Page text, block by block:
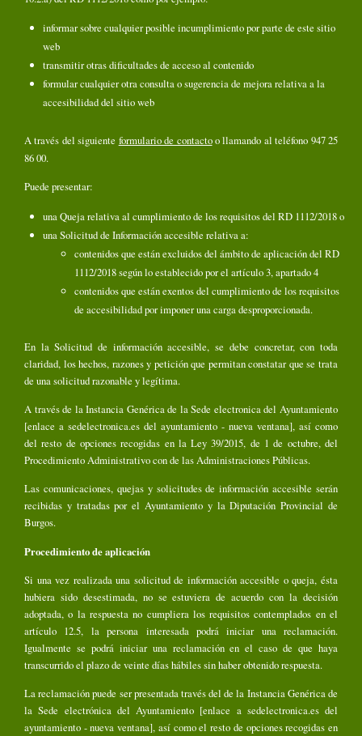
informar sobre cualquier posible incumplimiento por parte de este sitio
web
transmitir otras dificultades de acceso al contenido
formular cualquier otra consulta o sugerencia de mejora relativa a la
accesibilidad del sitio web
A través del siguiente formulario de contactoo llamando al teléfono 947 25
86 00.
Puede presentar:
una Queja relativa al cumplimiento de los requisitos del RD 1112/2018 o
una Solicitud de Información accesible relativa a:
contenidos que están excluidos del ámbito de aplicación del RD
1112/2018 según lo establecido por el artículo 3, apartado 4
contenidos que están exentos del cumplimiento de los requisitos
de accesibilidad por imponer una carga desproporcionada.
En la Solicitud de información accesible, se debe concretar, con toda
claridad, los hechos, razones y petición que permitan constatar que se trata
de una solicitud razonable y legítima.
A través de la Instancia Genérica de la Sede electronica del Ayuntamiento
[enlace a sedelectronica.es del ayuntamiento - nueva ventana], así como
del resto de opciones recogidas en la Ley 39/2015, de 1 de octubre, del
Procedimiento Administrativo con de las Administraciones Públicas.
Las comunicaciones, quejas y solicitudes de información accesible serán
recibidas y tratadas por el Ayuntamiento y la Diputación Provincial de
Burgos.
Procedimiento de aplicación
Si una vez realizada una solicitud de información accesible o queja, ésta
hubiera sido desestimada, no se estuviera de acuerdo con la decisión
adoptada, o la respuesta no cumpliera los requisitos contemplados en el
artículo 12.5, la persona interesada podrá iniciar una reclamación.
Igualmente se podrá iniciar una reclamación en el caso de que haya
transcurrido el plazo de veinte días hábiles sin haber obtenido respuesta.
La reclamación puede ser presentada través del de la Instancia Genérica de
la Sede electrónica del Ayuntamiento [enlace a sedelectronica.es del
ayuntamiento - nueva ventana], así como el resto de opciones recogidas en